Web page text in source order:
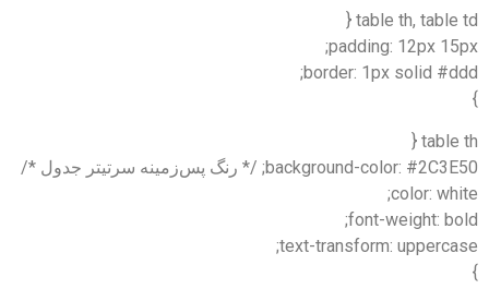
table th, table td {
padding: 12px 15px;
border: 1px solid #ddd;
}
table th {
background-color: #2C3E50; /* رنگ پس‌زمینه سرتیتر جدول */
color: white;
font-weight: bold;
text-transform: uppercase;
}